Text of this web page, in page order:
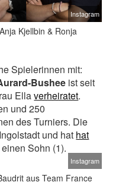
Instagram
Kjellbin & Ronja
Spielerinnen mit:
Bushee ist seit
Ellaverheiratet.
und 250
des Turniers. Die
und hat hat
einen Sohn (1).
Instagram
aus Team France